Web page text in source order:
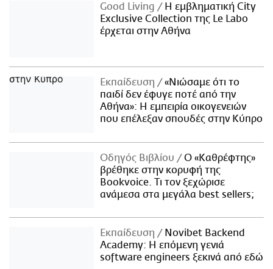
Good Living
Η εμβληματική City
Exclusive Collection της Le Labo
έρχεται στην Αθήνα
Εκπαίδευση
«Νιώσαμε ότι το
παιδί δεν έφυγε ποτέ από την
Αθήνα»: Η εμπειρία οικογενειών
που επέλεξαν σπουδές στην Κύπρο
Οδηγός Βιβλίου
Ο «Καθρέφτης»
βρέθηκε στην κορυφή της
Bookvoice. Τι τον ξεχώρισε
ανάμεσα στα μεγάλα best sellers;
Εκπαίδευση
Novibet Backend
Academy: Η επόμενη γενιά
software engineers ξεκινά από εδώ